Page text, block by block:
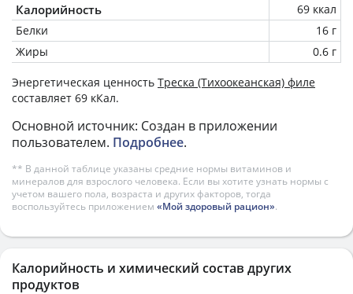
Калорийность
69 ккал
Белки
16 г
Жиры
0.6 г
Энергетическая ценность Треска (Тихоокеанская) филе
составляет 69 кКал.
Основной источник: Создан в приложении
пользователем. Подробнее.
** В данной таблице указаны средние нормы витаминов и
минералов для взрослого человека. Если вы хотите узнать нормы с
учетом вашего пола, возраста и других факторов, тогда
воспользуйтесь приложением «Мой здоровый рацион».
Калорийность и химический состав других
продуктов